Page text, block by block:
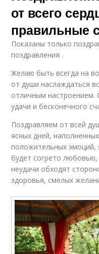
от всего
правильные
Показаны только
поздравления .
Желаю быть всегда на
от души наслаждаться
отличным настроением.
удачи и бесконечного
Поздравляем от всей
ясных дней,
положительных эмоций,
будет согрето любовью,
неудачи обходят
здоровья, смелых